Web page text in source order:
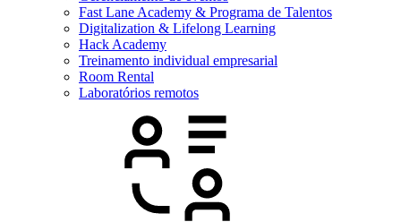
Fast Lane Academy & Programa de Talentos
Digitalization & Lifelong Learning
Hack Academy
Treinamento individual empresarial
Room Rental
Laboratórios remotos